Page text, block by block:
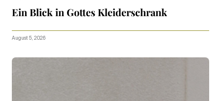
Ein Blick in Gottes Kleiderschrank
August 5, 2026